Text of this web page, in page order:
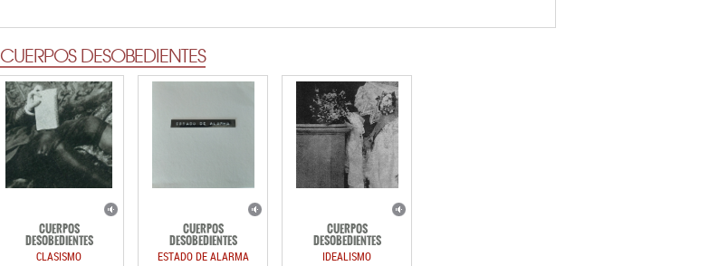
CUERPOS DESOBEDIENTES
CUERPOS
DESOBEDIENTES
CLASISMO
CUERPOS
DESOBEDIENTES
ESTADO DE ALARMA
CUERPOS
DESOBEDIENTES
IDEALISMO